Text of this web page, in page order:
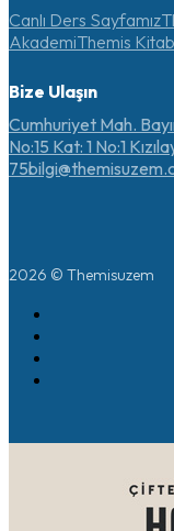
Canlı Ders Sayfamız
AkademiThemis
Bize Ulaşın
Cumhuriyet Mah.
No:15 Kat: 1 No:1
75
2026 © Themisuzem